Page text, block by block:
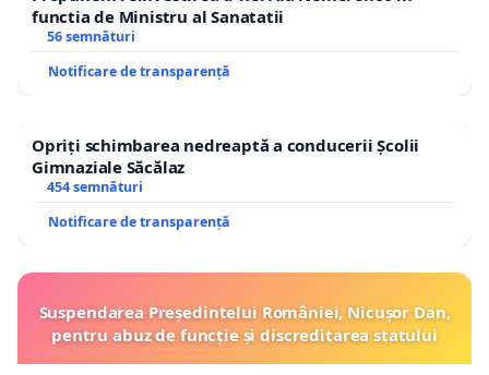
functia de Ministru al Sanatatii
56 semnături
Notificare de transparență
Opriți schimbarea nedreaptă a conducerii Școlii
Gimnaziale Săcălaz
454 semnături
Notificare de transparență
Suspendarea Președintelui României, Nicușor Dan,
pentru abuz de funcție și discreditarea statului